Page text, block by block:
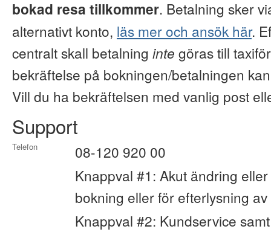
bokad resa tillkommer. Betalning sker
alternativt konto, läs mer och ansök här.
centralt skall betalning inte göras till
bekräftelse på bokningen/betalningen
Vill du ha bekräftelsen med vanlig post
Support
Telefon
08-120 920 00
Knappval #1: Akut ändring
bokning eller för efterlysning av
Knappval #2: Kundservice